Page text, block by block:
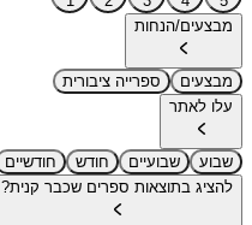
מבצעים/הנחות
מבצעים
ספרייה ציבורית
עלו לאתר
שבוע שבועיים חודש
חודשיים
להציג בתוצאות ספרים שכבר קנית?